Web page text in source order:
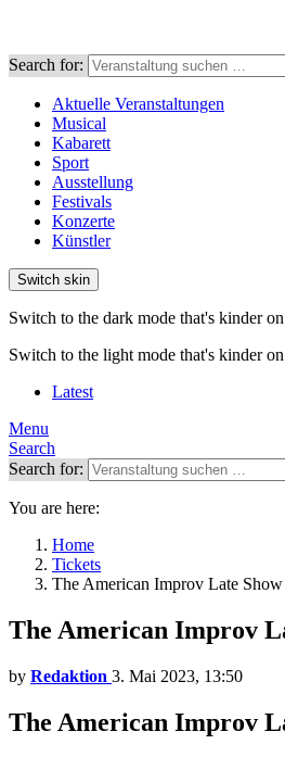
Search for:
Aktuelle Veranstaltungen
Musical
Kabarett
Sport
Ausstellung
Festivals
Konzerte
Künstler
Switch skin
Switch to the dark mode that's kinder
Switch to the light mode that's kinder
Latest
Menu
Search
Search for:
You are here:
Home
Tickets
The American Improv Late
The American Improv
by Redaktion 3. Mai 2023, 13:50
The American Improv